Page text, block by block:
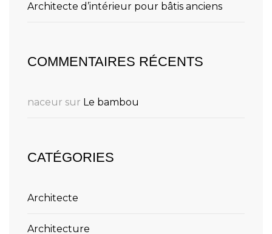
Architecte d’intérieur pour bâtis anciens
COMMENTAIRES RÉCENTS
naceur sur Le bambou
CATÉGORIES
Architecte
Architecture